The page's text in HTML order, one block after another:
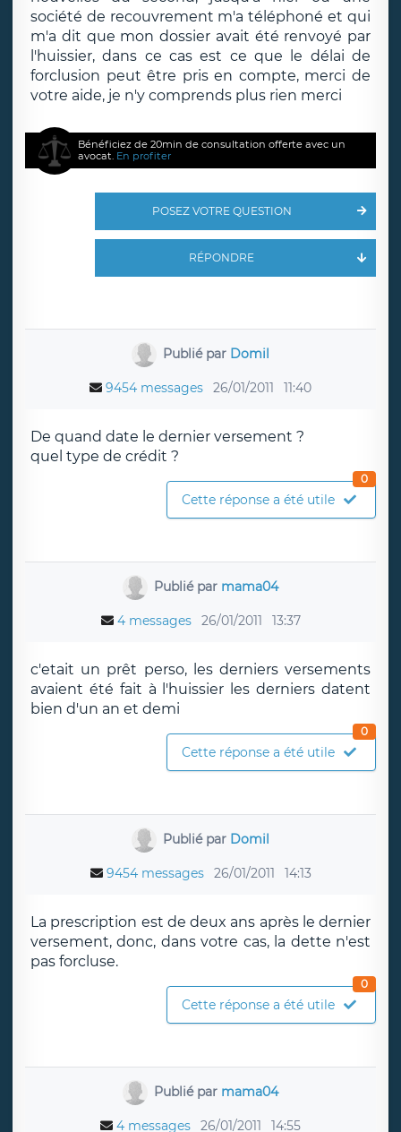
société de recouvrement m'a téléphoné et qui
m'a dit que mon dossier avait été renvoyé par
l'huissier, dans ce cas est ce que le délai de
forclusion peut être pris en compte, merci de
votre aide, je n'y comprends plus rien merci
Bénéficiez de 20min de consultation offerte avec un
avocat. En profiter
POSEZ VOTRE QUESTION
RÉPONDRE
Publié par Domil
9454 messages 26/01/2011 11:40
De quand date le dernier versement ?
quel type de crédit ?
Cette réponse a été utile
0
Publié par mama04
4 messages 26/01/2011 13:37
c'etait un prêt perso, les derniers versements
avaient été fait à l'huissier les derniers datent
bien d'un an et demi
Cette réponse a été utile
0
Publié par Domil
9454 messages 26/01/2011 14:13
La prescription est de deux ans après le dernier
versement, donc, dans votre cas, la dette n'est
pas forcluse.
Cette réponse a été utile
0
Publié par mama04
4 messages 26/01/2011 14:55